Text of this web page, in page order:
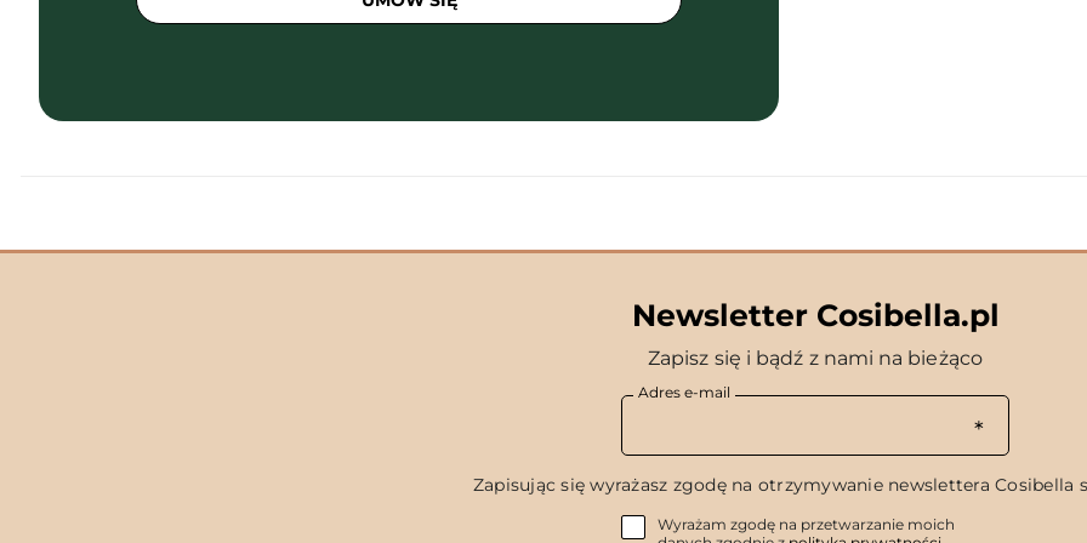
Newsletter Cosibella.pl
Zapisz się i bądź z nami na bieżąco
Adres e-mail
Zapisując się wyrażasz zgodę na otrzymywanie newslettera Cosibella
Wyrażam zgodę na przetwarzanie moich